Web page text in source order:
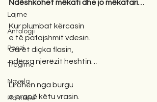
Lajme
Antologji
Poezi
Tregime
Novela
Romane
Ndëshkohet mëkati dhe jo mëkatari…
Kur plumbat kërcasin
e të pafajshmit vdesin.
Gurët diçka flasin,
ndërsa njerëzit heshtin…
Lirohen nga burgu
e prapë këtu vrasin.